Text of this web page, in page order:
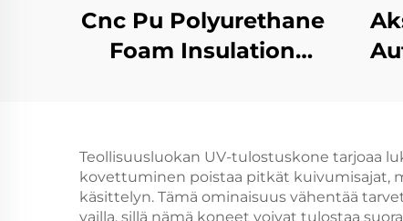
Cnc Pu Polyurethane
Foam Insulation
sulauttamiseen
Teollisuusluokan UV-tulostuskone tarjoaa
kovettuminen poistaa pitkät kuivumisajat,
käsittelyn. Tämä ominaisuus vähentää
vailla, sillä nämä koneet voivat tulostaa